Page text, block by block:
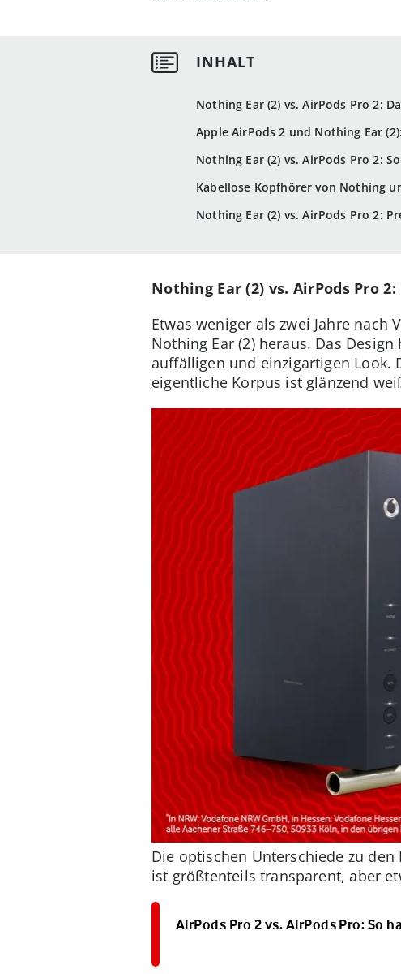
Nothing Ear (2) vs. AirPods Pro 2:
Apple AirPods 2 und Nothing Ear
Nothing Ear (2) vs. AirPods Pro 2:
Kabellose Kopfhörer von Nothing
Nothing Ear (2) vs. AirPods Pro 2:
Nothing Ear (2) vs. AirPods Pro 2:
Etwas weniger als zwei Jahre
Nothing Ear (2) heraus. Das
auffälligen und einzigartigen Look.
eigentliche Korpus ist glänzend
Die optischen Unterschiede zu
ist größtenteils transparent, aber
AirPods Pro 2 vs. AirPods Pro: So